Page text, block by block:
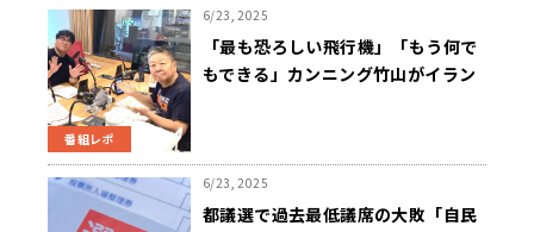
番組レポ
6/23, 2025
「最も恐ろしい飛行機」「もう何で
もできる」カンニング竹山がイラン
6/23, 2025
都議選で過去最低議席の大敗「自民